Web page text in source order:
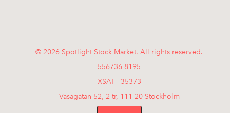
© 2026 Spotlight Stock Market. All rights reserved.
556736-8195
XSAT | 35373
Vasagatan 52, 2 tr, 111 20 Stockholm